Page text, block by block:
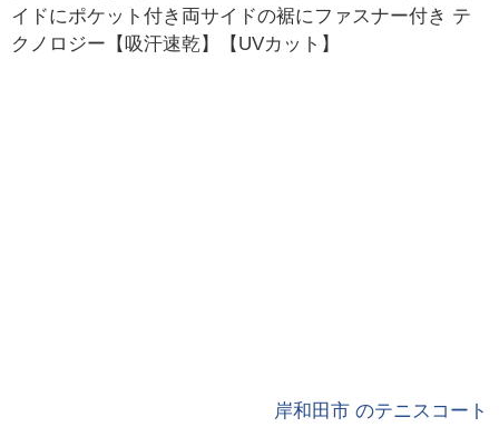
イドにポケット付き両サイドの裾にファスナー付き テ
クノロジー【吸汗速乾】【UVカット】
岸和田市 のテニスコート